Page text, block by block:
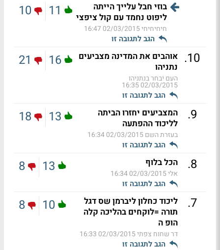
בוזי חבל עלייך הייתה
ליפוט נחמד עם קול ציפצי
חיחיחיחי02/03/2015 16:47
הגב לתגובה זו
11
10
10
. אוהבים את המדינה מצביעים
נתניהו
העם יבחר בנתניהו
02/03/2015 16:35
הגב לתגובה זו
16
21
9
.
המצביעים יחזרו הביתה
לליכוד ההפתעה
בעזרת השם02/03/2015 16:34
הגב לתגובה זו
13
18
8
. הכל בלוף
אלי02/03/2015 16:34
הגב לתגובה זו
13
8
7
.
ליכוד כחלון ליברמן שס דגל
תורה =לוקחים בהליכה קלה
הופ ה
דר שחוח צפתי02/03/2015 16:33
הגב לתגובה זו
10
8